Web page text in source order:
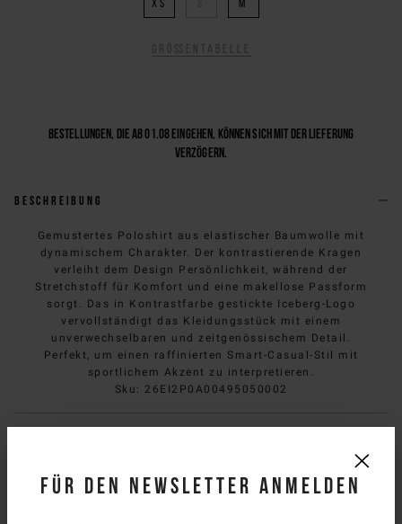
XS M
Größentabelle
Bestellungen, die ab 01.08 eingehen, können sich mit der Lieferung
verzögern.
Beschreibung
Gemustertes Poloshirt aus elastischer Baumwolle mit
dynamischem Charakter. Der kontrastierende Kragen
verleiht dem Design Persönlichkeit, während der
Stretchstoff für Komfort und eine makellose Passform
sorgt. Das in Kontrastfarbe gestickte Iceberg-Logo
vervollständigt das Kleidungsstück mit einem
unverwechselbaren und zeitgenössischem Detail.
Perfekt, um einen raffinierten Smart-Casual-Stil mit
sportlichem Akzent zu interpretieren.
Sku : 26EI2P0A00495050002
Versand und Rücksendung
Für den Newsletter anmelden